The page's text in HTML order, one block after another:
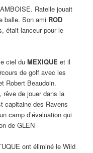
Ratelle jouait
balle. Son ami ROD
était lanceur pour le
ciel du MEXIQUE et il
de golf avec les
Robert Beaudoin.
rêve de jouer dans la
capitaine des Ravens
camp d’évaluation qui
de GLEN
ont éliminé le Wild